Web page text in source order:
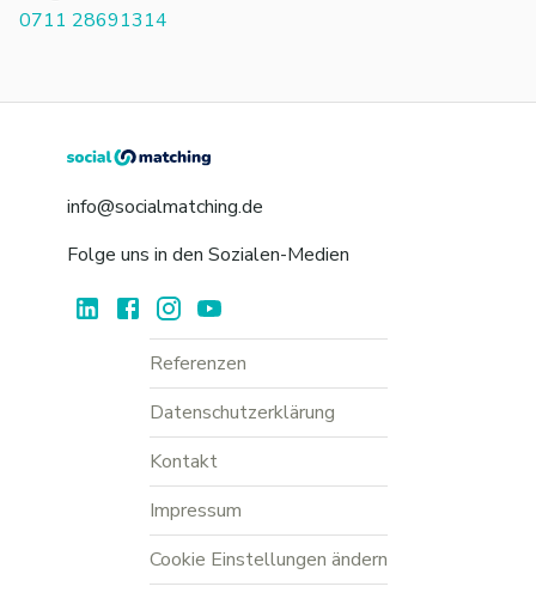
0711 28691314
info@socialmatching.de
Folge uns in den Sozialen-Medien
Referenzen
Datenschutzerklärung
Kontakt
Impressum
Cookie Einstellungen ändern